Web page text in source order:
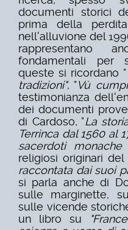
documenti storici
prima della
nell'alluvione del
rappresentano
fondamentali per
queste si ricordano "
tradizioni", "Vù
testimonianza
dei documenti
di Cardoso, "La
Terrinca dal 1560 al
sacerdoti
religiosi originari del
raccontata dai suoi
si parla anche di
sulle marginette,
sulle vicende
un libro su